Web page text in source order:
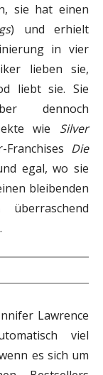
sie hat einen
) und erhielt
in vier
lieben sie,
liebt sie. Sie
dennoch
wie Silver
Die
egal, wo sie
bleibenden
Lawrence
viel
es sich um